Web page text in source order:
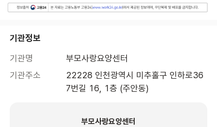
기관정보
기관명
부모사랑요양센터
기관주소
22228 인천광역시 미추홀구 인하로36
7번길 16, 1층 (주안동)
부모사랑요양센터